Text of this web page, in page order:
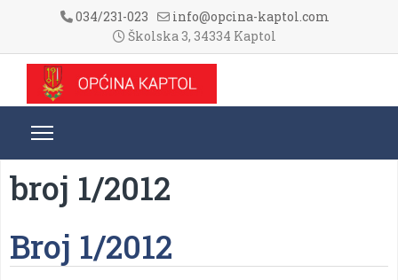
034/231-023
info@opcina-kaptol.com
Školska 3, 34334 Kaptol
broj 1/2012
Broj 1/2012